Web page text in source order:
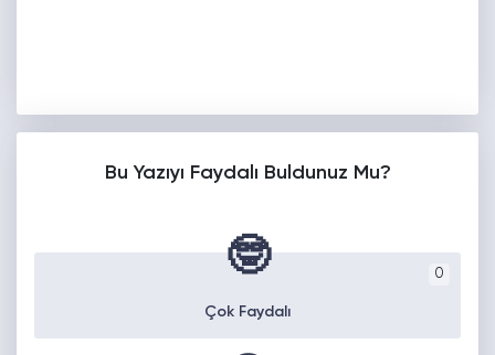
Bu Yazıyı Faydalı Buldunuz Mu?
0
🤓
Çok Faydalı